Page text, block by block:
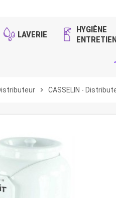
LAVERIE
HYGIÈNE
chevron_right CASSELIN -